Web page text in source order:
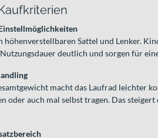
höhenverstellbaren Sattel und Lenker.
deutlich und sorgen für
macht das Laufrad leichter
oder auch mal selbst tragen. Das